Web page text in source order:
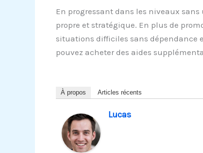
En progressant dans les niveaux
propre et stratégique. En plus de
situations difficiles sans dépendance
pouvez acheter des aides
À propos Articles récents
Lucas